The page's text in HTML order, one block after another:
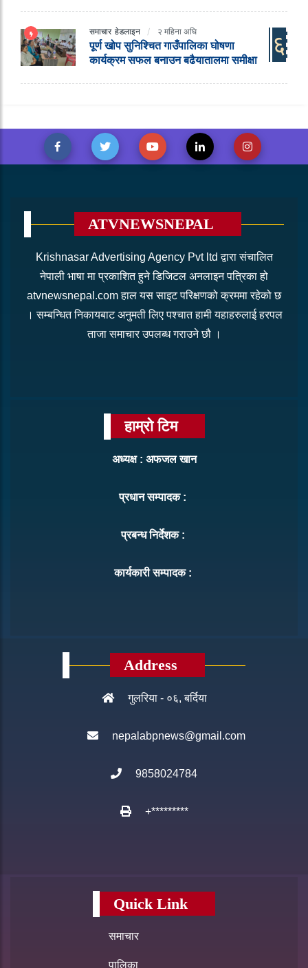
समाचार हेडलाइन २ महिना अघि
पूर्ण खोप सुनिश्चित गाउँपालिका घोषणा
कार्यक्रम सफल बनाउन बढैयातालमा समीक्षा
६
ATVNEWSNEPAL
Krishnasar Advertising Agency Pvt ltd द्वारा संचालित
नेपाली भाषा मा प्रकाशित हुने डिजिटल अनलाइन पत्रिका हो
atvnewsnepal.com हाल यस साइट परिक्षणको क्रममा रहेको छ
। सम्बन्धित निकायबाट अनुमती लिए पश्चात हामी यहाहरुलाई हरपल
ताजा समाचार उपलब्ध गराउने छौ ।
हाम्रो टिम
अध्यक्ष : अफजल खान
प्रधान सम्पादक :
प्रबन्ध निर्देशक :
कार्यकारी सम्पादक :
Address
गुलरिया - ०६, बर्दिया
nepalabpnews@gmail.com
9858024784
+*********
Quick Link
समाचार
पालिका